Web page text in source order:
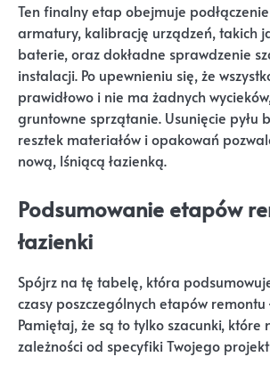
Ten finalny etap obejmuje
armatury, kalibrację urządzeń, takich
baterie, oraz dokładne sprawdzenie
instalacji. Po upewnieniu się, że
prawidłowo i nie ma żadnych
gruntowne sprzątanie. Usunięcie pyłu
resztek materiałów i opakowań
nową, lśniącą łazienką.
Podsumowanie etapów
łazienki
Spójrz na tę tabelę, która
czasy poszczególnych etapów remontu
Pamiętaj, że są to tylko szacunki, które
zależności od specyfiki Twojego